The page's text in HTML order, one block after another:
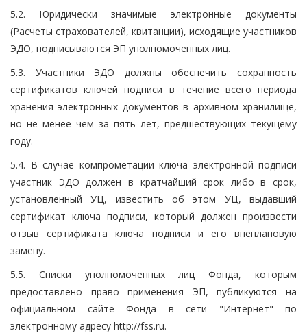
5.2. Юридически значимые электронные документы
(Расчеты страхователей, квитанции), исходящие участников
ЭДО, подписываются ЭП уполномоченных лиц.
5.3. Участники ЭДО должны обеспечить сохранность
сертификатов ключей подписи в течение всего периода
хранения электронных документов в архивном хранилище,
но не менее чем за пять лет, предшествующих текущему
году.
5.4. В случае компрометации ключа электронной подписи
участник ЭДО должен в кратчайший срок либо в срок,
установленный УЦ, известить об этом УЦ, выдавший
сертификат ключа подписи, который должен произвести
отзыв сертификата ключа подписи и его внеплановую
замену.
5.5. Списки уполномоченных лиц Фонда, которым
предоставлено право применения ЭП, публикуются на
официальном сайте Фонда в сети "Интернет" по
электронному адресу http://fss.ru.